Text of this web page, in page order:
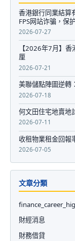
香港銀行同業結算
FPS网站诈骗，保
2026-07-27
【2026年7月】
厘
2026-07-21
美聯儲點陣圖逆轉
2026-07-18
何文田住宅地賣地
2026-07-11
收租物業租金回報
2026-07-05
文章分類
財經消息
財務借貸